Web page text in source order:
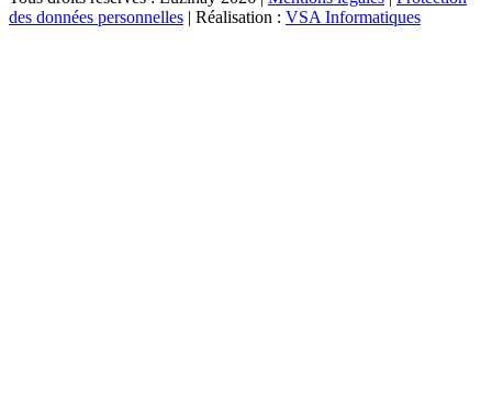
des données personnelles | Réalisation : VSA Informatiques